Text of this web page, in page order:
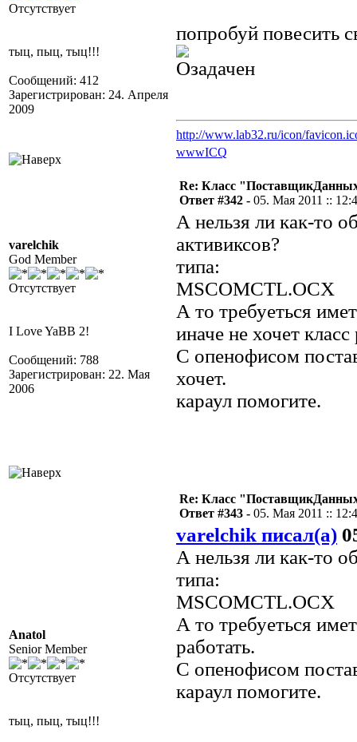
Отсутствует
тыц, пыц, тыц!!!
Сообщений: 412
Зарегистрирован: 24. Апреля
2009
попробуй
http://www.lab32.ru/icon/
wwwICQ
varelchik
God Member
Отсутствует
I Love YaBB 2!
Сообщений: 788
Зарегистрирован: 22. Мая
2006
Re: Класс
Ответ #342 - 05. Мая 2011 ::
А нельзя ли как-то
активиксов?
типа:
MSCOMCTL.OCX
А то требуеться
иначе не хочет класс
С опенофисом
хочет.
караул помогите.
Anatol
Senior Member
Отсутствует
тыц, пыц, тыц!!!
Re: Класс
Ответ #343 - 05. Мая 2011 ::
varelchik писал(а)
А нельзя ли как-то
типа:
MSCOMCTL.OCX
А то требуеться
работать.
С опенофисом
караул помогите.